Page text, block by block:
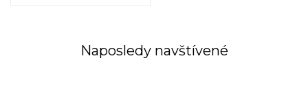
Naposledy navštívené